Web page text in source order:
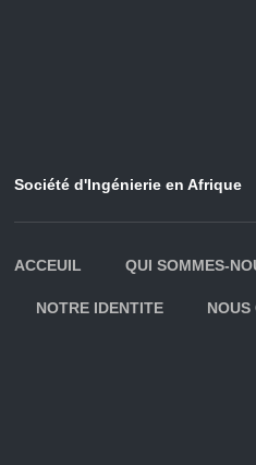
Société d'Ingénierie en Afrique
ACCEUIL QUI SOMMES-
NOTRE IDENTITE NOUS